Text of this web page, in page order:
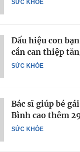
SỨC KHỎE
SỨC KHỎE
Dấu hiệu con
cần can thiệp
SỨC KHỎE
Bác sĩ giúp bé
Bình cao thêm